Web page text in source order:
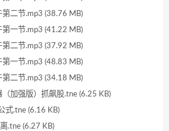
二节.mp3 (38.76 MB)
一节.mp3 (41.22 MB)
二节.mp3 (37.92 MB)
一节.mp3 (48.83 MB)
二节.mp3 (34.18 MB)
加强版）抓飙股.tne (6.25 KB)
.tne (6.16 KB)
.tne (6.27 KB)